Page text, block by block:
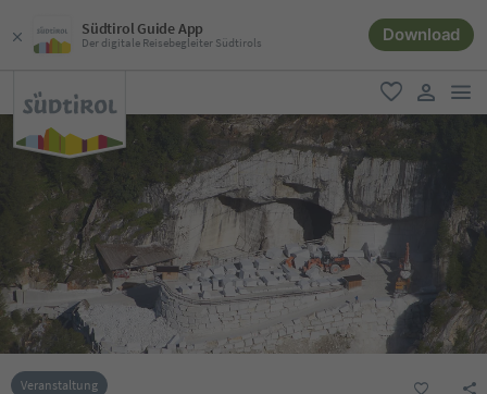
Südtirol Guide App
Der digitale Reisebegleiter Südtirols Download
favorit
user link
Veranstaltung